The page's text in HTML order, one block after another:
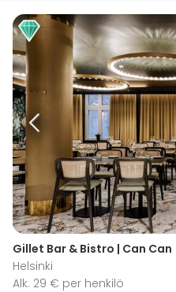
Gillet Bar & Bistro | Can Can
Helsinki
Alk. 29 € per henkilö